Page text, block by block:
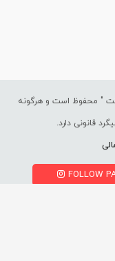
" محفوظ است و هرگونه
قانونی دارد.
FOLLOW